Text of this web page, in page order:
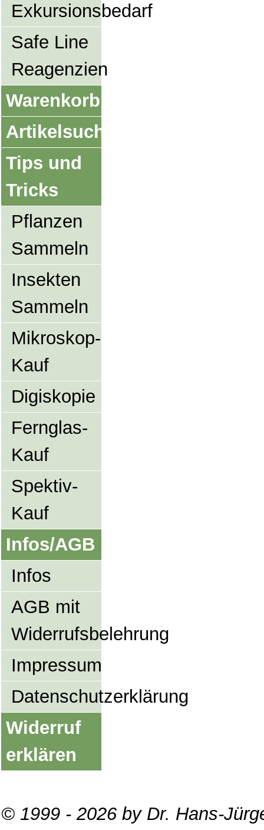
Exkursionsbedarf
Safe Line
Reagenzien
Warenkorb
Artikelsuche
Tips und
Tricks
Pflanzen
Sammeln
Insekten
Sammeln
Mikroskop-
Kauf
Digiskopie
Fernglas-
Kauf
Spektiv-
Kauf
Infos/AGB
Infos
AGB mit
Widerrufsbelehrung
Impressum
Datenschutzerklärung
Widerruf
erklären
© 1999 - 2026 by Dr. Hans-